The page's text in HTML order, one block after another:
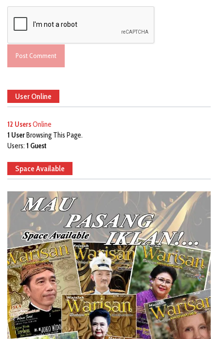
User Online
12 UsersOnline
1 UserBrowsing This Page.
Users: 1 Guest
Space Available